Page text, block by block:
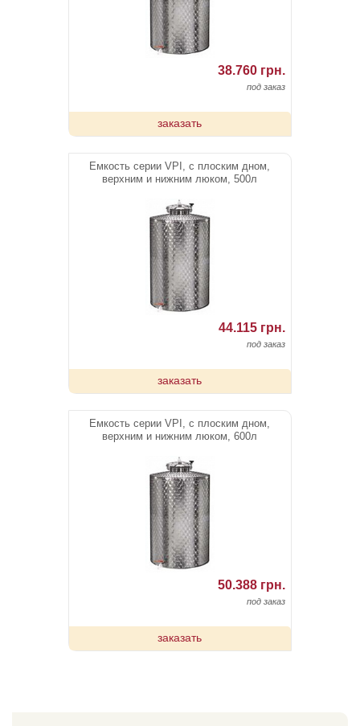
38.760 грн.
под заказ
заказать
Емкость серии VPI, с плоским дном,
верхним и нижним люком, 500л
44.115 грн.
под заказ
заказать
Емкость серии VPI, с плоским дном,
верхним и нижним люком, 600л
50.388 грн.
под заказ
заказать